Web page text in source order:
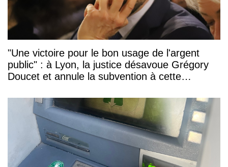
"Une victoire pour le bon usage de l'argent
public" : à Lyon, la justice désavoue Grégory
Doucet et annule la subvention à cette